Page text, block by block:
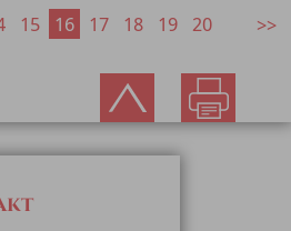
15 16 17 18 19 20